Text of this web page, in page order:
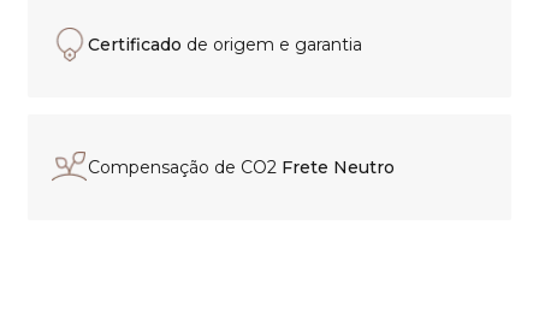
Certificado de origem e garantia
Compensação de CO2 Frete Neutro